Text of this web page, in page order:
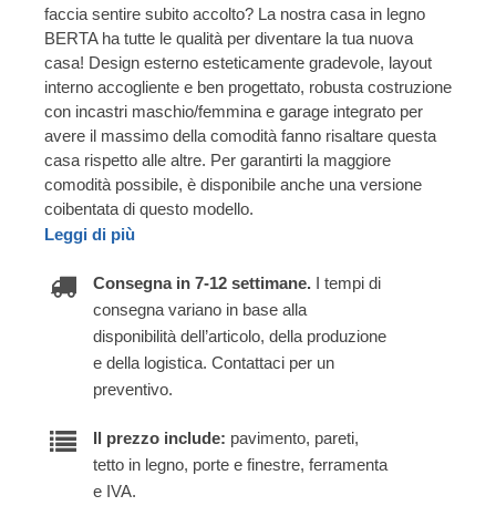
faccia sentire subito accolto? La nostra casa in legno
BERTA ha tutte le qualità per diventare la tua nuova
casa! Design esterno esteticamente gradevole, layout
interno accogliente e ben progettato, robusta costruzione
con incastri maschio/femmina e garage integrato per
avere il massimo della comodità fanno risaltare questa
casa rispetto alle altre. Per garantirti la maggiore
comodità possibile, è disponibile anche una versione
coibentata di questo modello.
Leggi di più
Consegna in 7-12 settimane. I tempi di
consegna variano in base alla
disponibilità dell’articolo, della produzione
e della logistica. Contattaci per un
preventivo.
Il prezzo include: pavimento, pareti,
tetto in legno, porte e finestre, ferramenta
e IVA.